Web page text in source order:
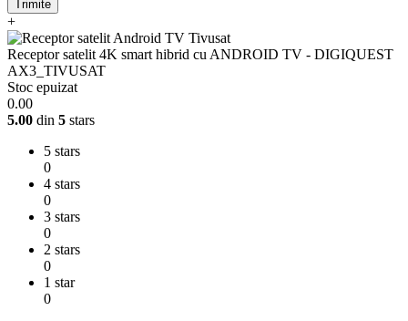
Trimite
+
Receptor satelit 4K smart hibrid cu ANDROID TV - DIGIQUEST
AX3_TIVUSAT
Stoc epuizat
0.00
5.00 din 5 stars
5 stars
0
4 stars
0
3 stars
0
2 stars
0
1 star
0